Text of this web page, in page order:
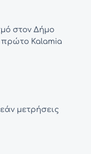
στον Δήμο
πρώτο Kalamia
μετρήσεις